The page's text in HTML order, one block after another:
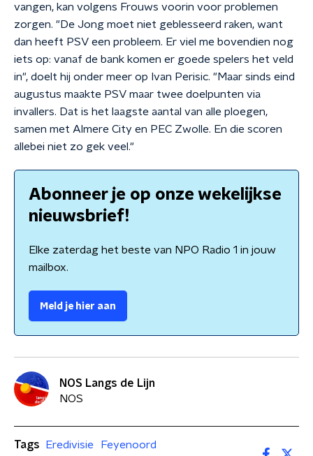
vangen, kan volgens Frouws voorin voor problemen
zorgen. "De Jong moet niet geblesseerd raken, want
dan heeft PSV een probleem. Er viel me bovendien nog
iets op: vanaf de bank komen er goede spelers het veld
in", doelt hij onder meer op Ivan Perisic. "Maar sinds eind
augustus maakte PSV maar twee doelpunten via
invallers. Dat is het laagste aantal van alle ploegen,
samen met Almere City en PEC Zwolle. En die scoren
allebei niet zo gek veel."
Abonneer je op onze wekelijkse
nieuwsbrief!
Elke zaterdag het beste van NPO Radio 1 in jouw
mailbox.
Meld je hier aan
NOS Langs de Lijn
NOS
Tags Eredivisie
Feyenoord